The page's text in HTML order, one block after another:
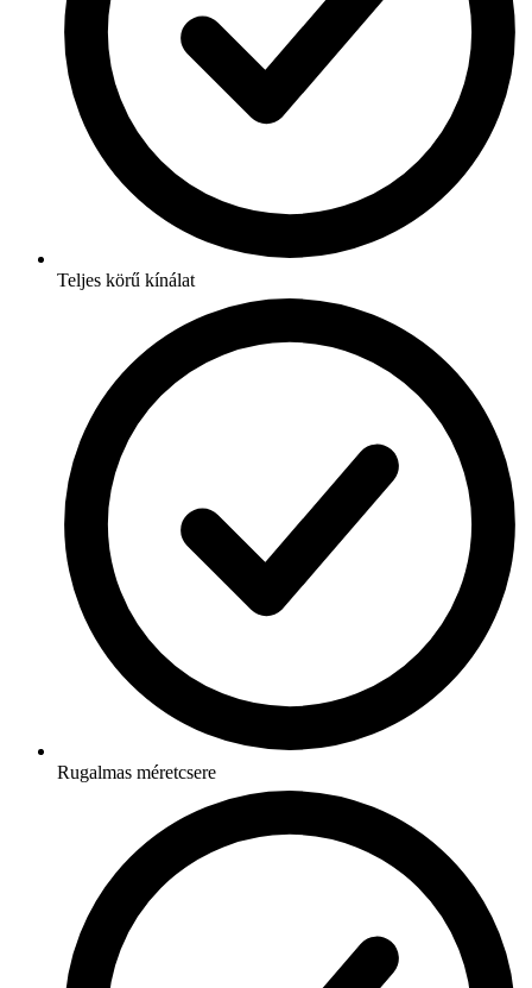
Teljes körű kínálat
Rugalmas méretcsere